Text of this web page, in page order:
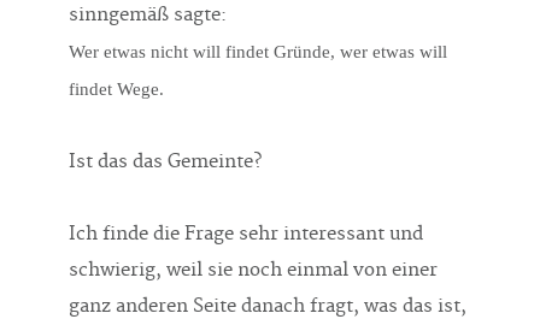
sinngemäß sagte:
Wer etwas nicht will findet Gründe, wer etwas will
findet Wege.
Ist das das Gemeinte?
Ich finde die Frage sehr interessant und
schwierig, weil sie noch einmal von einer
ganz anderen Seite danach fragt, was das ist,